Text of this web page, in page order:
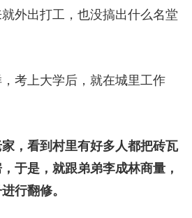
外出打工，也没搞出什么名堂
考上大学后，就在城里工作
，看到村里有好多人都把砖瓦
于是，就跟弟弟李成林商量，
行翻修。